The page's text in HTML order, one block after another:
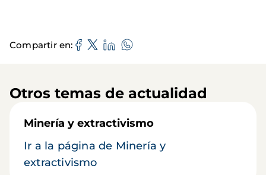
Compartir en
Otros temas de actualidad
Minería y extractivismo
Ir a la página de Minería y
extractivismo